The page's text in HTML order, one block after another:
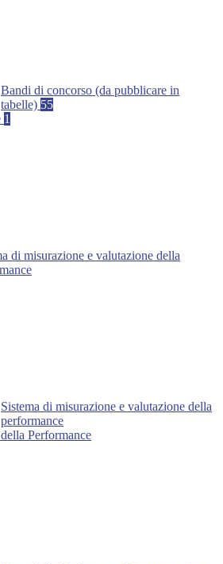
Bandi di concorso (da pubblicare in
tabelle) 55
1
di misurazione e valutazione della
Sistema di misurazione e valutazione della
performance
Performance